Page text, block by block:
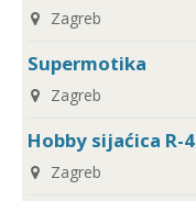
Zagreb
Supermotika
Zagreb
Hobby sijaćica R-4
Zagreb